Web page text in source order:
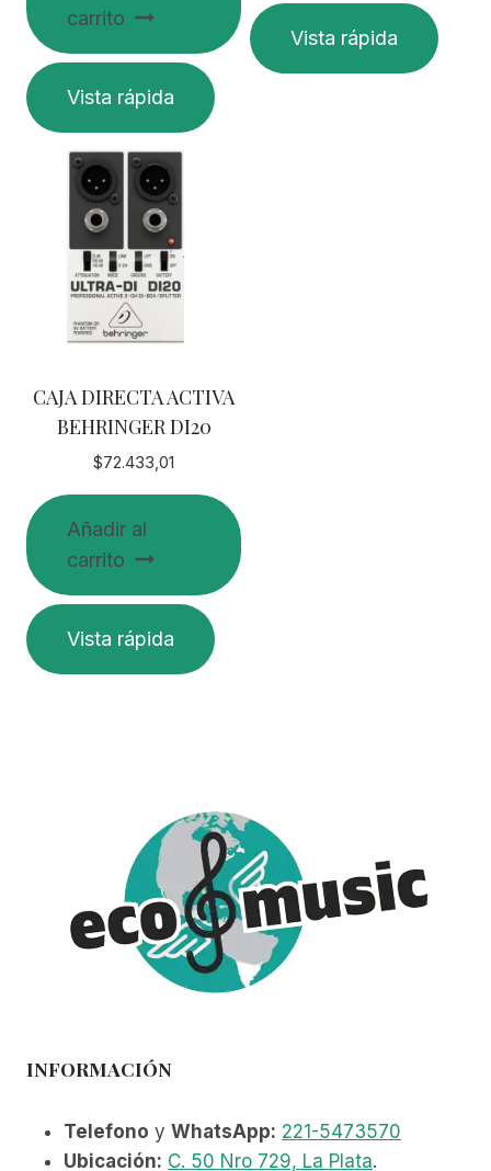
carrito
Vista rápida
Vista rápida
CAJA DIRECTA ACTIVA
BEHRINGER DI20
$72.433,01
Añadir al
carrito
Vista rápida
INFORMACIÓN
Telefono y WhatsApp: 221-5473570
Ubicación: C. 50 Nro 729, La Plata.